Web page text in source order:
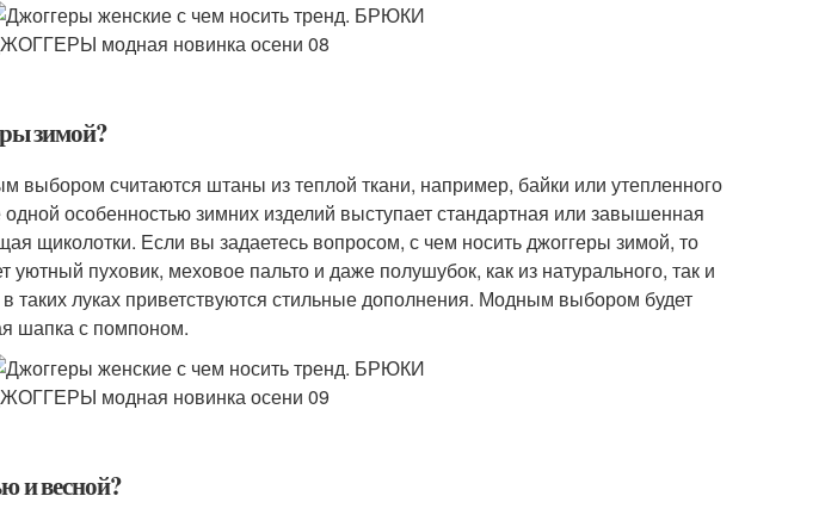
зимой?
выбором считаются штаны из теплой ткани, например, байки или утепленного
особенностью зимних изделий выступает стандартная или завышенная
щиколотки. Если вы задаетесь вопросом, с чем носить джоггеры зимой, то
пуховик, меховое пальто и даже полушубок, как из натурального, так и
в таких луках приветствуются стильные дополнения. Модным выбором будет
шапка с помпоном.
и весной?